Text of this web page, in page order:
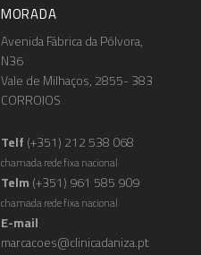
MORADA
Avenida Fábrica da Pólvora,
N36
Vale de Milhaços, 2855- 383
CORROIOS
Telf(+351) 212 538 068
chamada rede fixa nacional
Telm(+351) 961 585 909
chamada rede fixa nacional
E-mail
marcacoes@clinicadaniza.pt